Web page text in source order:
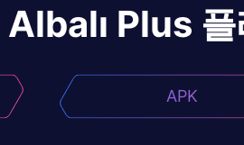
Albalı Plus
APK